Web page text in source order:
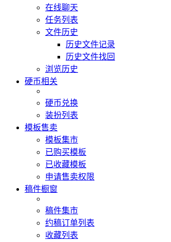
在线聊天
任务列表
文件历史
历史文件记录
历史文件找回
浏览历史
硬币相关
硬币兑换
装扮列表
模板售卖
模板集市
已购买模板
已收藏模板
申请售卖权限
稿件橱窗
稿件集市
约稿订单列表
收藏列表